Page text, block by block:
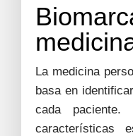
La medicina
basa en
cada paciente.
características